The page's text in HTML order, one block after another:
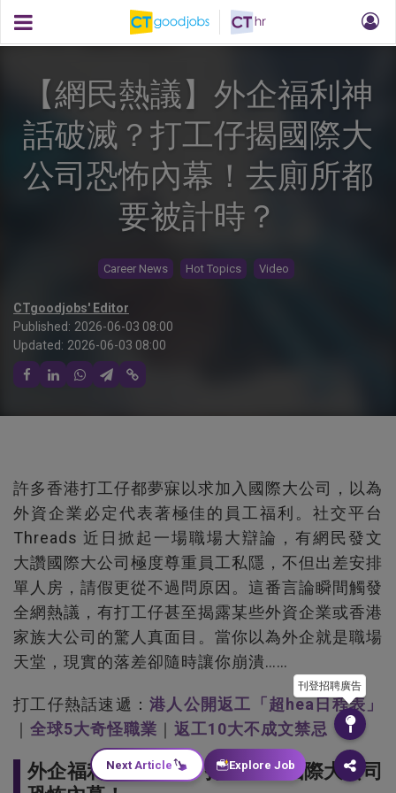
【網民熱議】外企福利神
話破滅？打工仔揭國際大
公司恐怖內幕！去廁所都
要被計時？
Career News Hot Topics Video
CTgoodjobs' Editor
Published: 2026-06-03 08:00
Updated: 2026-06-03 08:00
許多香港打工仔都夢寐以求加入國際大公司，以為
外資企業必定代表著極佳的員工福利。社交平台
Threads 近日掀起一場職場大辯論，有網民發文
大讚國際大公司極度尊重員工私隱，不但出差安排
單人房，請假更從不過問原因。這番言論瞬間觸發
全網熱議，有打工仔甚至揭露某些外資企業或香港
家族大公司的驚人真面目。當你以為外企就是職場
天堂，現實的落差卻隨時讓你崩潰……
打工仔熱話速遞： 港人公開返工「超hea日程表」
｜ 全球5大奇怪職業 ｜ 返工10大不成文禁忌
外企福利神話破滅？打工仔揭國際大公司
刊登招聘廣告
Next Article Explore Job